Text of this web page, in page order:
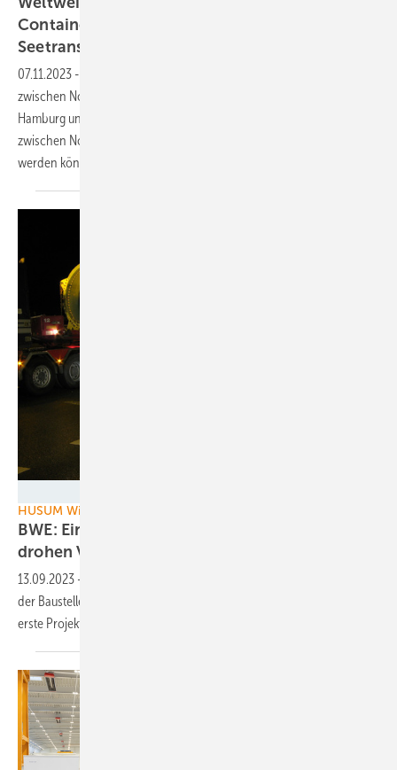
Containerschiff für emissionsfreien
Seetransport
07.11.2023 -
zwischen Norwegen und Europa und wird zwischen Oslo, Porsgrunn,
Hamburg und Bremerhaven verkehren. Ab 2026 werden Produkte
zwischen Norwegen und Deutschland emissionsfrei transportiert
werden können.
HUSUM Wind
BWE: Einem Drittel der Wind-Baustellen
drohenVerzögerungspönalen
13.09.2023 -
der Baustelle nicht weiter. BWE-Geschäftführer Wolfram Axthelm sieht
erste Projekte von Strafzahlungen